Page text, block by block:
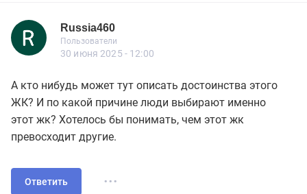
Russia460
Russia460
Пользователи
Новичок
Пользователи
2 сообщений
30 июня 2025 - 12:00
А кто нибудь может тут описать достоинства этого
ЖК? И по какой причине люди выбирают именно
этот жк? Хотелось бы понимать, чем этот жк
превосходит другие.
Ответить ...